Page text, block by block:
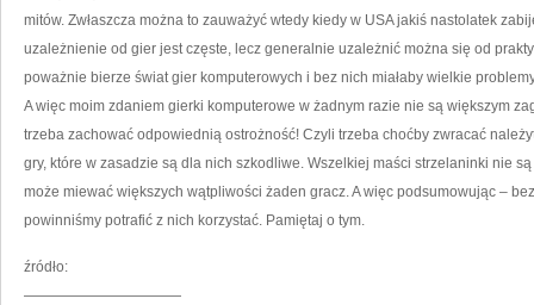
mitów. Zwłaszcza można to zauważyć wtedy kiedy w USA jakiś nastolatek
uzależnienie od gier jest częste, lecz generalnie uzależnić można się od
poważnie bierze świat gier komputerowych i bez nich miałaby wielkie
A więc moim zdaniem gierki komputerowe w żadnym razie nie są większym
trzeba zachować odpowiednią ostrożność! Czyli trzeba choćby zwracać
gry, które w zasadzie są dla nich szkodliwe. Wszelkiej maści strzelaninki nie
może miewać większych wątpliwości żaden gracz. A więc podsumowując –
powinniśmy potrafić z nich korzystać. Pamiętaj o tym.
źródło:
———————————